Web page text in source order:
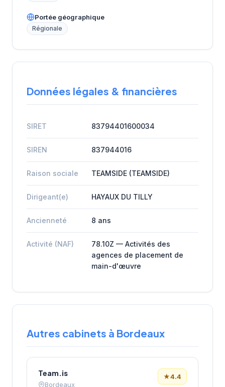
Portée géographique
Régionale
Données légales & financières
SIRET 83794401600034
SIREN 837944016
Raison sociale TEAMSIDE (TEAMSIDE)
Dirigeant(e) HAYAUX DU TILLY
Ancienneté 8 ans
Activité (NAF)
78.10Z — Activités des
agences de placement de
main-d'œuvre
Autres cabinets à Bordeaux
Team.is
Bordeaux
★4.4